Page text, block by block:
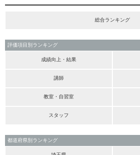
総合ランキング
評価項目別ランキング
成績向上・結果
講師
教室・自習室
スタッフ
都道府県別ランキング